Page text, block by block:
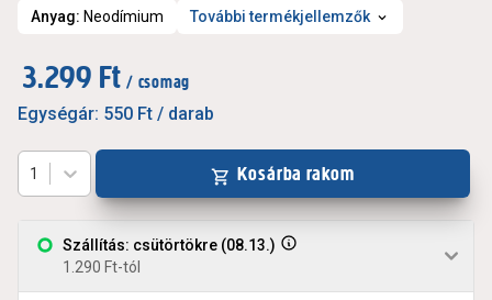
Anyag: Neodímium További termékjellemzők
3.299 Ft / csomag
Egységár: 550 Ft / darab
Szállítás: csütörtökre (08.13.)
1.290 Ft-tól
1 Kosárba rakom